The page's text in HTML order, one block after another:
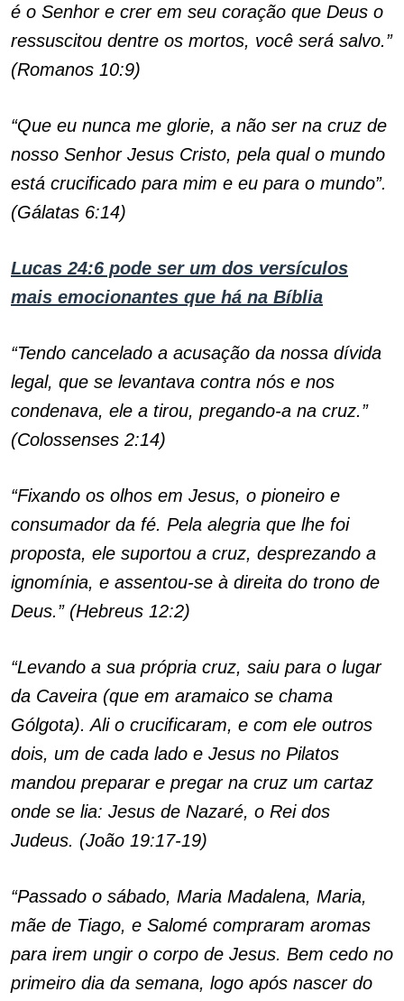
é o Senhor e crer em seu coração que Deus o
ressuscitou dentre os mortos, você será salvo.”
(Romanos 10:9)
“Que eu nunca me glorie, a não ser na cruz de
nosso Senhor Jesus Cristo, pela qual o mundo
está crucificado para mim e eu para o mundo”.
(Gálatas 6:14)
Lucas 24:6 pode ser um dos versículos
mais emocionantes que há na Bíblia
“Tendo cancelado a acusação da nossa dívida
legal, que se levantava contra nós e nos
condenava, ele a tirou, pregando-a na cruz.”
(Colossenses 2:14)
“Fixando os olhos em Jesus, o pioneiro e
consumador da fé. Pela alegria que lhe foi
proposta, ele suportou a cruz, desprezando a
ignomínia, e assentou-se à direita do trono de
Deus.” (Hebreus 12:2)
“Levando a sua própria cruz, saiu para o lugar
da Caveira (que em aramaico se chama
Gólgota). Ali o crucificaram, e com ele outros
dois, um de cada lado e Jesus no Pilatos
mandou preparar e pregar na cruz um cartaz
onde se lia: Jesus de Nazaré, o Rei dos
Judeus. (João 19:17-19)
“Passado o sábado, Maria Madalena, Maria,
mãe de Tiago, e Salomé compraram aromas
para irem ungir o corpo de Jesus. Bem cedo no
primeiro dia da semana, logo após nascer do